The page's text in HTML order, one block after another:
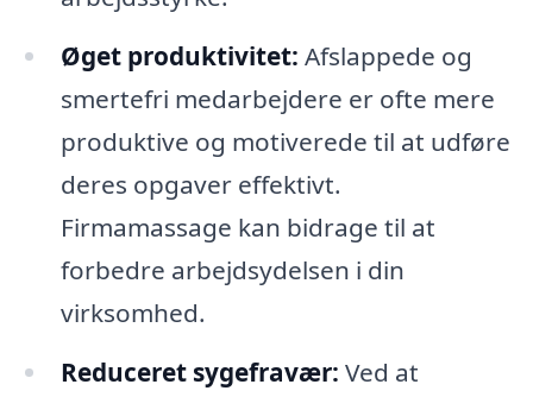
Øget produktivitet: Afslappede og
smertefri medarbejdere er ofte mere
produktive og motiverede til at udføre
deres opgaver effektivt.
Firmamassage kan bidrage til at
forbedre arbejdsydelsen i din
virksomhed.
Reduceret sygefravær: Ved at